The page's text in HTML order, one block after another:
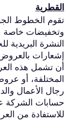
القطرية
تقوم الخطوط
وتخفيضات خاصة
النشرة
إشعارات
أن تشمل هذه
المختلفة، أو
رجال الأعمال
حسابات الشركة
للاستفادة من